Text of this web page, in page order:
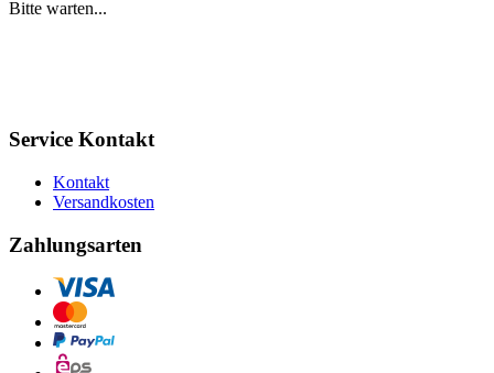
Bitte warten...
Service Kontakt
Kontakt
Versandkosten
Zahlungsarten